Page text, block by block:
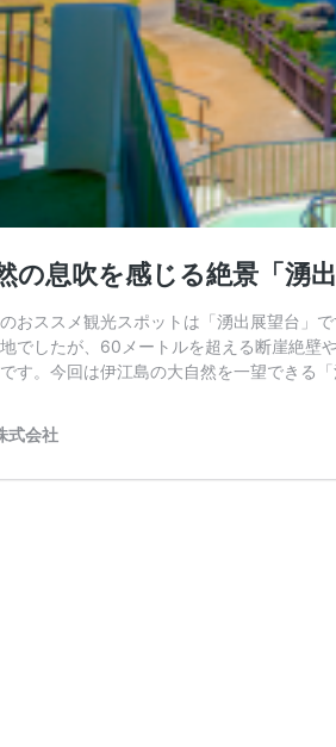
の息吹を感じる絶景「湧
おススメ観光スポットは「湧出展望台」
でしたが、60メートルを超える断崖絶
す。今回は伊江島の大自然を一望できる
式会社